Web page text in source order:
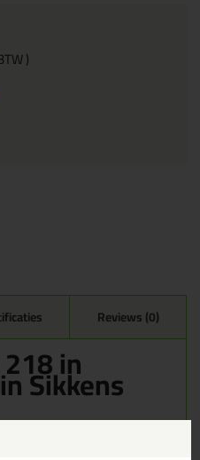
)
Reviews (0)
in
Sikkens
kleur in Sikkens F0.07.74
in huis.